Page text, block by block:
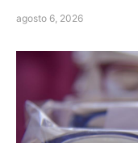
agosto 6, 2026